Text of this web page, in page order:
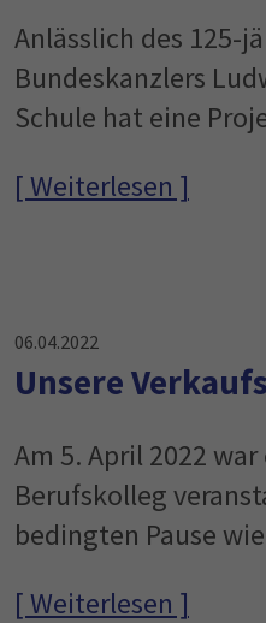
Anlässlich des 125-
Bundeskanzlers
Schule hat eine
[ Weiterlesen ]
06.04.2022
Unsere
Am 5. April 2022
Berufskolleg
bedingten Pause
[ Weiterlesen ]